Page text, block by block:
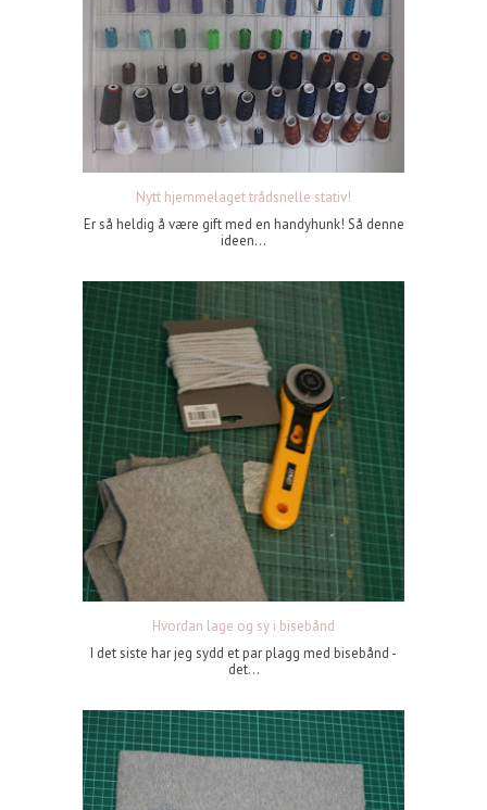
Nytt hjemmelaget trådsnelle stativ!
Er så heldig å være gift med en handyhunk! Så denne
ideen...
Hvordan lage og sy i bisebånd
I det siste har jeg sydd et par plagg med bisebånd -
det...